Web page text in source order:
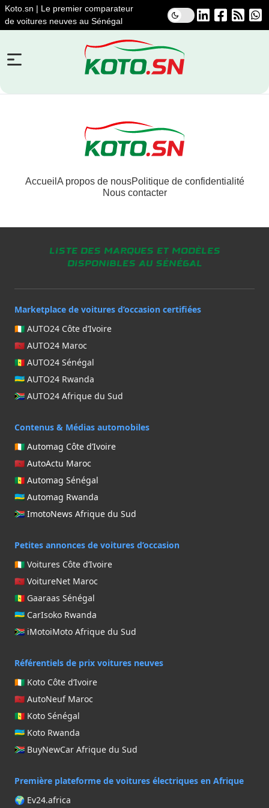
Koto.sn | Le premier comparateur
de voitures neuves au Sénégal
Accueil A propos de nousPolitique de confidentialité
Nous contacter
Liste des marques et modèles
disponibles au Sénégal
Marketplace de voitures d’occasion certifiées
🇨🇮 AUTO24 Côte d’Ivoire
🇲🇦 AUTO24 Maroc
🇸🇳 AUTO24 Sénégal
🇷🇼 AUTO24 Rwanda
🇿🇦 AUTO24 Afrique du Sud
Contenus & Médias automobiles
🇨🇮 Automag Côte d’Ivoire
🇲🇦 AutoActu Maroc
🇸🇳 Automag Sénégal
🇷🇼 Automag Rwanda
🇿🇦 ImotoNews Afrique du Sud
Petites annonces de voitures d’occasion
🇨🇮 Voitures Côte d’Ivoire
🇲🇦 VoitureNet Maroc
🇸🇳 Gaaraas Sénégal
🇷🇼 CarIsoko Rwanda
🇿🇦 iMotoiMoto Afrique du Sud
Référentiels de prix voitures neuves
🇨🇮 Koto Côte d’Ivoire
🇲🇦 AutoNeuf Maroc
🇸🇳 Koto Sénégal
🇷🇼 Koto Rwanda
🇿🇦 BuyNewCar Afrique du Sud
Première plateforme de voitures électriques en Afrique
🌍 Ev24.africa